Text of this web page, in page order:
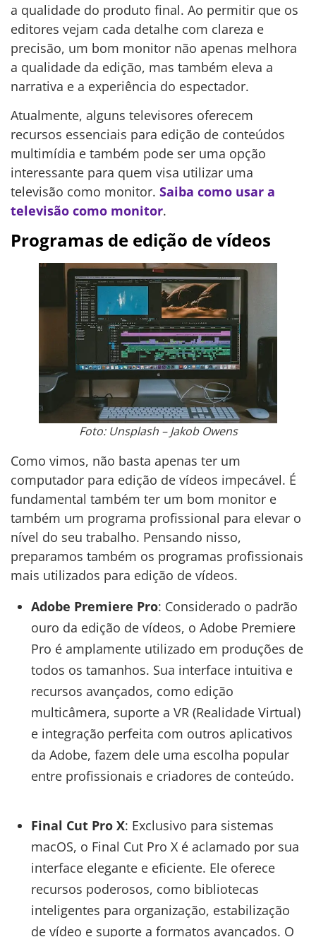
a qualidade do produto final. Ao permitir que os
editores vejam cada detalhe com clareza e
precisão, um bom monitor não apenas melhora
a qualidade da edição, mas também eleva a
narrativa e a experiência do espectador.
Atualmente, alguns televisores oferecem
recursos essenciais para edição de conteúdos
multimídia e também pode ser uma opção
interessante para quem visa utilizar uma
televisão como monitor. Saiba como usar a
televisão como monitor.
Programas de edição de vídeos
Foto: Unsplash – Jakob Owens
Como vimos, não basta apenas ter um
computador para edição de vídeos impecável. É
fundamental também ter um bom monitor e
também um programa profissional para elevar o
nível do seu trabalho. Pensando nisso,
preparamos também os programas profissionais
mais utilizados para edição de vídeos.
Adobe Premiere Pro: Considerado o padrão
ouro da edição de vídeos, o Adobe Premiere
Pro é amplamente utilizado em produções de
todos os tamanhos. Sua interface intuitiva e
recursos avançados, como edição
multicâmera, suporte a VR (Realidade Virtual)
e integração perfeita com outros aplicativos
da Adobe, fazem dele uma escolha popular
entre profissionais e criadores de conteúdo.
Final Cut Pro X: Exclusivo para sistemas
macOS, o Final Cut Pro X é aclamado por sua
interface elegante e eficiente. Ele oferece
recursos poderosos, como bibliotecas
inteligentes para organização, estabilização
de vídeo e suporte a formatos avançados. O